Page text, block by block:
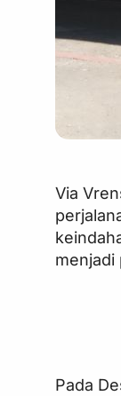
Via
menjadi
Pada